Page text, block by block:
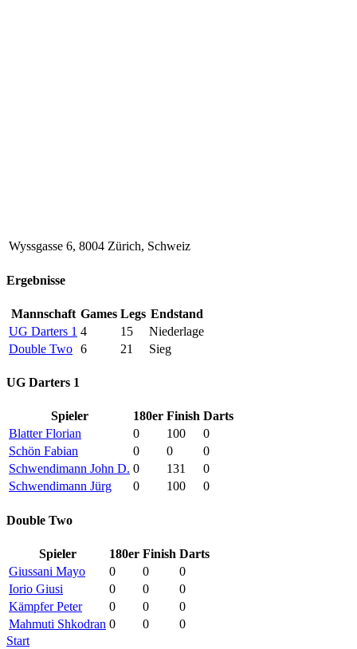
Wyssgasse 6, 8004 Zürich, Schweiz
Ergebnisse
Mannschaft Games Legs Endstand
UG Darters 1 4 15
Niederlage
Double Two 6 21 Sieg
UG Darters 1
Spieler 180er Finish Darts
Blatter Florian
0 100
0
Schön Fabian
0 0
0
Schwendimann John D. 0 131
0
Schwendimann Jürg
0 100 0
Double Two
Spieler 180er Finish Darts
Giussani Mayo
0 0
0
Iorio Giusi
0 0
0
Kämpfer Peter
0 0
0
Mahmuti Shkodran 0 0
0
Start